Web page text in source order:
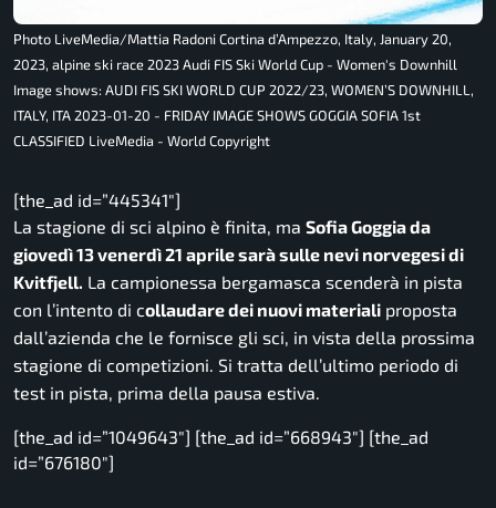
Photo LiveMedia/Mattia Radoni Cortina d’Ampezzo, Italy, January 20,
2023, alpine ski race 2023 Audi FIS Ski World Cup - Women's Downhill
Image shows: AUDI FIS SKI WORLD CUP 2022/23, WOMEN’S DOWNHILL,
ITALY, ITA 2023-01-20 - FRIDAY IMAGE SHOWS GOGGIA SOFIA 1st
CLASSIFIED LiveMedia - World Copyright
[the_ad id=”445341″]
La stagione di sci alpino è finita, ma Sofia Goggia da
giovedì 13 venerdì 21 aprile sarà sulle nevi norvegesi di
Kvitfjell. La campionessa bergamasca scenderà in pista
con l’intento di collaudare dei nuovi materiali proposta
dall’azienda che le fornisce gli sci, in vista della prossima
stagione di competizioni. Si tratta dell’ultimo periodo di
test in pista, prima della pausa estiva.
[the_ad id=”1049643″] [the_ad id=”668943″] [the_ad
id=”676180″]